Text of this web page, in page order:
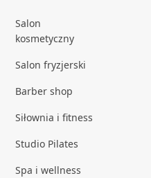
Salon
kosmetyczny
Salon fryzjerski
Barber shop
Siłownia i fitness
Studio Pilates
Spa i wellness